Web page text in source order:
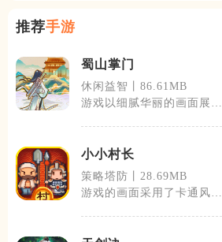
推荐手游
蜀山掌门
休闲益智丨86.61MB
游戏以细腻华丽的画面展现
小小村长
策略塔防丨28.69MB
游戏的画面采用了卡通风